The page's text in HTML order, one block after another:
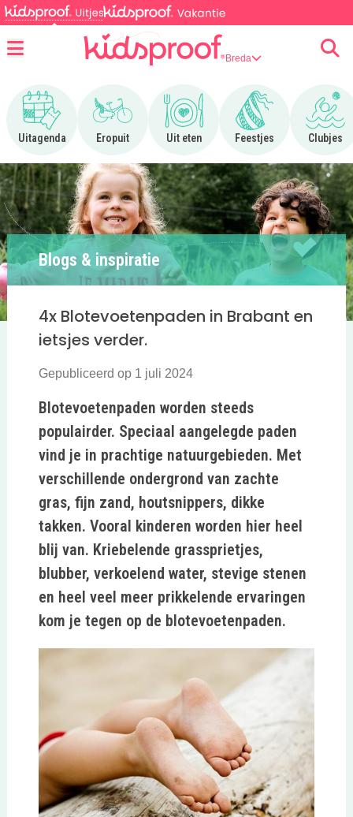
Breda
Uitagenda
Ga naar Uitagenda
Eropuit
Ga naar Eropuit
Uit eten
Ga naar Uit eten
Feestjes
Ga naar Feestjes
Clubjes
Ga
Blogs & inspiratie
4x Blotevoetenpaden in Brabant en
ietsjes verder.
Gepubliceerd op 1 juli 2024
Blotevoetenpaden worden steeds
populairder. Speciaal aangelegde paden
vind je in prachtige natuurgebieden. Met
verschillende ondergrond van zachte
gras, fijn zand, houtsnippers, dikke
takken. Vooral kinderen worden hier heel
blij van. Kriebelende grassprietjes,
blubber, verkoelend water, stevige stenen
en heel veel meer prikkelende ervaringen
kom je tegen op de blotevoetenpaden.